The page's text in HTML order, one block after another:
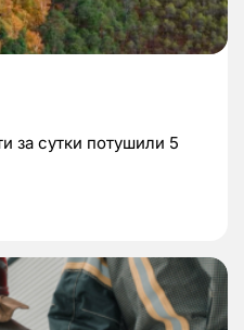
за сутки потушили 5